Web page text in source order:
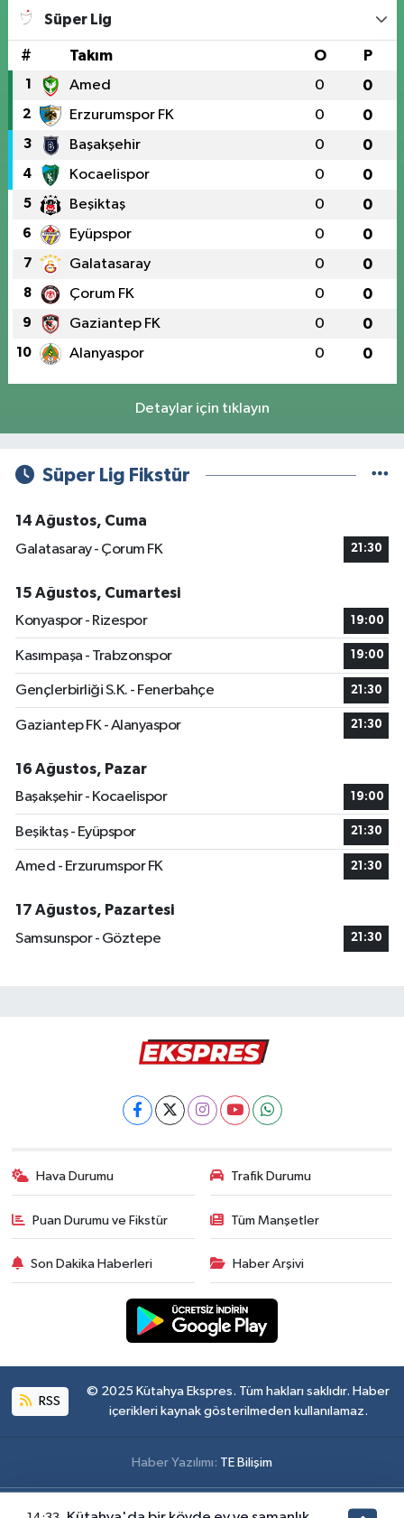
Süper Lig
# Takım O P
1 Amed 0 0
2 Erzurumspor FK 0 0
3 Başakşehir 0 0
4 Kocaelispor 0 0
5 Beşiktaş 0 0
6 Eyüpspor 0 0
7 Galatasaray 0 0
8 Çorum FK 0 0
9 Gaziantep FK 0 0
10 Alanyaspor 0 0
Detaylar için tıklayın
Süper Lig Fikstür
14 Ağustos, Cuma
Galatasaray - Çorum FK
21:30
15 Ağustos, Cumartesi
Konyaspor - Rizespor
19:00
Kasımpaşa - Trabzonspor 19:00
Gençlerbirliği S.K. - Fenerbahçe 21:30
Gaziantep FK - Alanyaspor 21:30
16 Ağustos, Pazar
Başakşehir - Kocaelispor
19:00
Beşiktaş - Eyüpspor 21:30
Amed - Erzurumspor FK 21:30
17 Ağustos, Pazartesi
Samsunspor - Göztepe
21:30
Hava Durumu Trafik Durumu
Puan Durumu ve Fikstür Tüm Manşetler
Son Dakika Haberleri Haber Arşivi
RSS
© 2025 Kütahya Ekspres. Tüm hakları saklıdır. Haber
içerikleri kaynak gösterilmeden kullanılamaz.
Haber Yazılımı: TE Bilişim